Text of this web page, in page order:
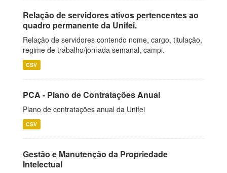
Relação de servidores ativos pertencentes ao
quadro permanente da Unifei.
Relação de servidores contendo nome, cargo, titulação,
regime de trabalho/jornada semanal, campi.
CSV
PCA - Plano de Contratações Anual
Plano de contratações anual da Unifei
CSV
Gestão e Manutenção da Propriedade
Intelectual